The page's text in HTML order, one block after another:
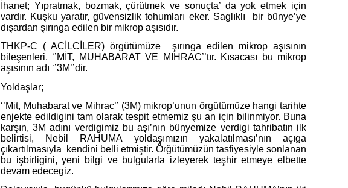
İhanet; Yıpratmak, bozmak, çürütmek ve sonuçta’ da yok etmek için
vardır. Kuşku yaratır, güvensizlik tohumları eker. Saglıklı
bir bünye’ye
dışardan şırınga edilen bir mikrop aşısıdır.
THKP-C ( ACİLCİLER) örgütümüze
şırınga edilen mikrop aşısının
bileşenleri, ‘’MİT, MUHABARAT VE MIHRAC’’tır. Kısacası bu mikrop
aşısının adı ‘’3M’’dir.
Yoldaşlar;
‘’Mit, Muhabarat ve Mihrac’’ (3M) mikrop’unun örgütümüze hangi tarihte
enjekte edildigini tam olarak tespit etmemiz şu an için bilinmiyor. Buna
karşın, 3M adını verdigimiz bu aşı’nın bünyemize verdigi tahribatın ilk
belirtisi, Nebil RAHUMA yoldaşımızın yakalatılması’nın açıga
çıkartılmasıyla
kendini belli etmiştir. Örğütümüzün tasfiyesiyle sonlanan
bu işbirligini, yeni bilgi ve bulgularla izleyerek teşhir etmeye elbette
devam edecegiz.